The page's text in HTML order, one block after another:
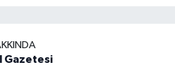
Gazetesi